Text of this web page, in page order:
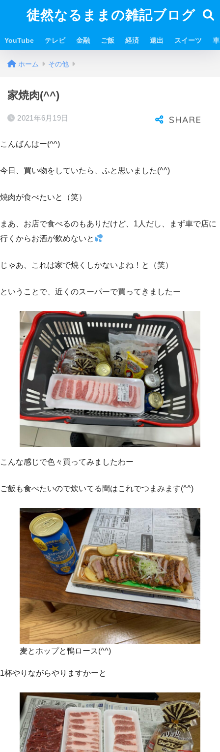
徒然なるままの雑記ブログ
YouTube テレビ 金融 ご飯 経済 遠出 スイーツ 車
ホーム その他
家焼肉(^^)
2021年6月19日
こんばんはー(^^)
今日、買い物をしていたら、ふと思いました(^^)
焼肉が食べたいと（笑）
まあ、お店で食べるのもありだけど、1人だし、まず車で店に
行くからお酒が飲めないと
じゃあ、これは家で焼くしかないよね！と（笑）
ということで、近くのスーパーで買ってきましたー
こんな感じで色々買ってみましたわー
ご飯も食べたいので炊いてる間はこれでつまみます(^^)
麦とホップと鴨ロース(^^)
1杯やりながらやりますかーと